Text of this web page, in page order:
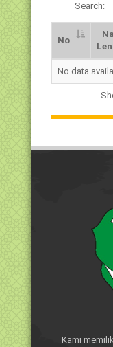
Search:
No
No
No data
Kami